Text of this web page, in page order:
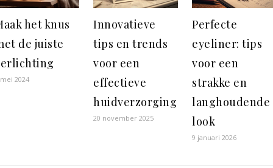
het knus
de juiste
2024
Innovatieve
tips en trends
voor een
effectieve
huidverzorging
20 november 2025
Perfecte
eyeliner: tips
voor een
strakke en
langhoudende
look
9 januari 2026